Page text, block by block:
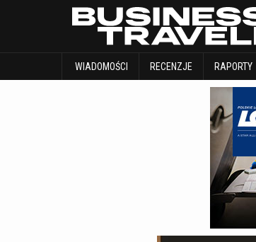
WIADOMOŚCI RECENZJE RAPORTY
WIADOMOŚCI RECENZJE